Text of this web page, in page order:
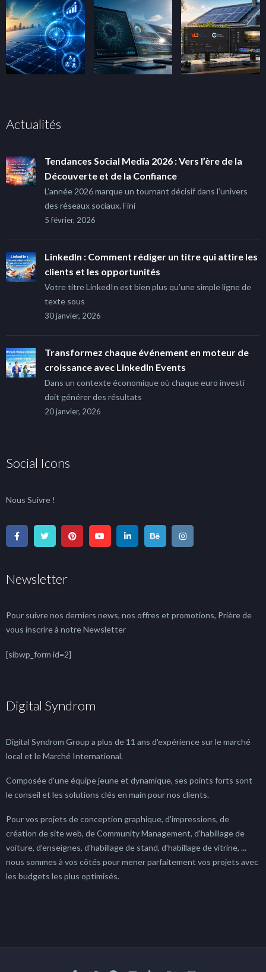
Actualités
Tendances Social Media 2026 : Vers l’ère de la
Découverte et de la Confiance
L’année 2026 marque un tournant décisif dans l’univers
des réseaux sociaux. Fini
5 février, 2026
LinkedIn : Comment rédiger un titre qui attire les
clients et les opportunités
Votre titre LinkedIn est bien plus qu’une simple ligne de
texte sous
30 janvier, 2026
Transformez chaque événement en moteur de
croissance avec LinkedIn Events
Dans un contexte économique où chaque euro investi
doit générer des résultats
20 janvier, 2026
Social Icons
Nous Suivre !
Newsletter
Pour suivre nos derniers news, nos offres et promotions, Prière de
vous inscrire à notre Newsletter
[sibwp_form id=2]
Digital Syndrom
Digital Syndrom Group a plus de 11 ans d'expérience sur le marché
local et le Marché International.
Composée d'une équipe jeune et dynamique, ses points forts sont
le conseil et les solutions clés en main pour nos clients.
Pour vos projets de conception graphique, d'impressions, de
création de site web, de Community Management, d'habillage de
voiture, d'enseignes, d'habillage de stand, d'habillage de vitrine, ...
nous sommes à vos côtés pour mener parfaitement vos projets avec
les budgets les plus optimisés.